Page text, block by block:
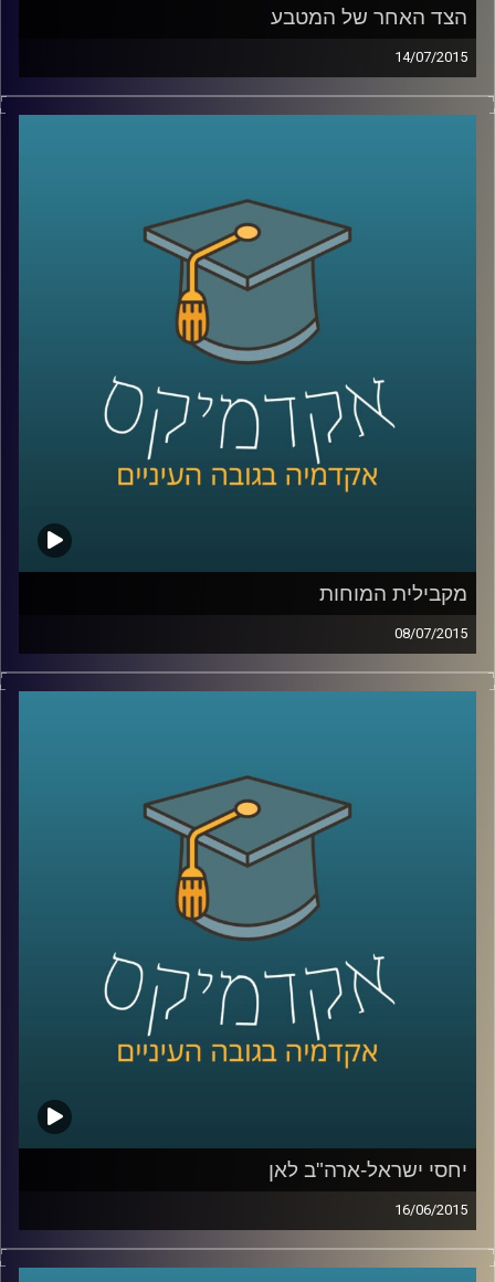
הצד האחר של המטבע
14/07/2015
פרופסור שחר קריב, ראש המחלקה לכלכלה
ההתנהגותית והכלים המתמטיים בעזרתם
מתמודדת הכלכלה עם שאלת הרציונליות
וההתנהגות האנושית. ומה מלמד מחקר רב
שנים על מעמד המפלגה בכל הנוגע להבדל בין
העדפת כלכלה שוויונית לבין העניין בהגדלת
קרדיט תמונות:AudioVersity
מקבילית המוחות
08/07/2015
דוקטור נאוה לויט בנון מנהלת את מכון סגול
המוח והמדעים הקשים לבין מדעי החברה. את
אלה היא מתבלת בחדשנות נוספת – שילוב
הממצאים בעבודת שטח עם אנשי חינוך בכדי
לבדוק את ההשפעה של המלצות המחקר על
עוצמת החסינות של רשתות מוחיות של אנשים
קרדיט תמונות:AudioVersity
יחסי ישראל-ארה"ב לאן
16/06/2015
דוקטור אמנון כוורי, מומחה לפוליטיקה